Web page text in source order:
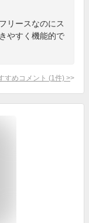
リースなのにス
やすく機能的で
すめコメント (1 件) >